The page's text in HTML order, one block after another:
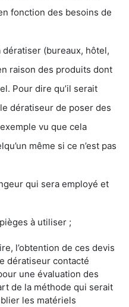
fonction des besoins de
dératiser (bureaux, hôtel,
raison des produits dont
Pour dire qu’il serait
dératiseur de poser des
vu que cela
même si ce n’est pas
qui sera employé et
à utiliser ;
l’obtention de ces devis
dératiseur contacté
une évaluation des
de la méthode qui serait
les matériels